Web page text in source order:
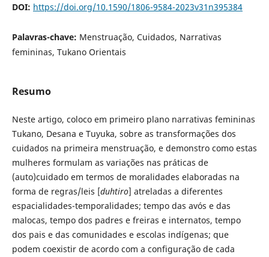
DOI: https://doi.org/10.1590/1806-9584-2023v31n395384
Palavras-chave: Menstruação, Cuidados, Narrativas
femininas, Tukano Orientais
Resumo
Neste artigo, coloco em primeiro plano narrativas femininas
Tukano, Desana e Tuyuka, sobre as transformações dos
cuidados na primeira menstruação, e demonstro como estas
mulheres formulam as variações nas práticas de
(auto)cuidado em termos de moralidades elaboradas na
forma de regras/leis [duhtiro] atreladas a diferentes
espacialidades-temporalidades; tempo das avós e das
malocas, tempo dos padres e freiras e internatos, tempo
dos pais e das comunidades e escolas indígenas; que
podem coexistir de acordo com a configuração de cada